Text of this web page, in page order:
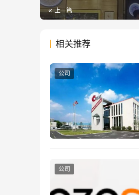
上一篇
相关推荐
公司
公司